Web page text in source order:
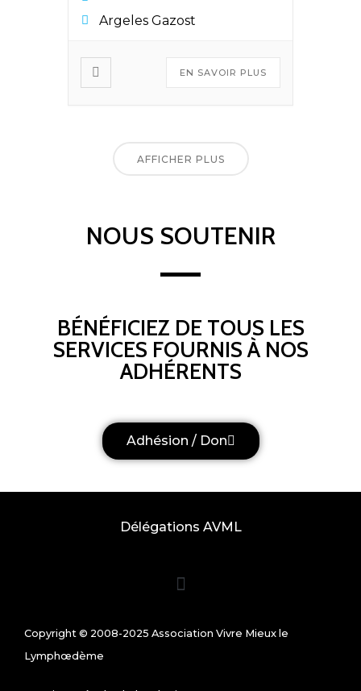
Argeles Gazost
EN SAVOIR PLUS
AFFICHER PLUS
NOUS SOUTENIR
BÉNÉFICIEZ DE TOUS LES
SERVICES FOURNIS À NOS
ADHÉRENTS
Adhésion / Don
Copyright © 2008-2025 Association Vivre Mieux le
Lymphœdème
Délégations AVML